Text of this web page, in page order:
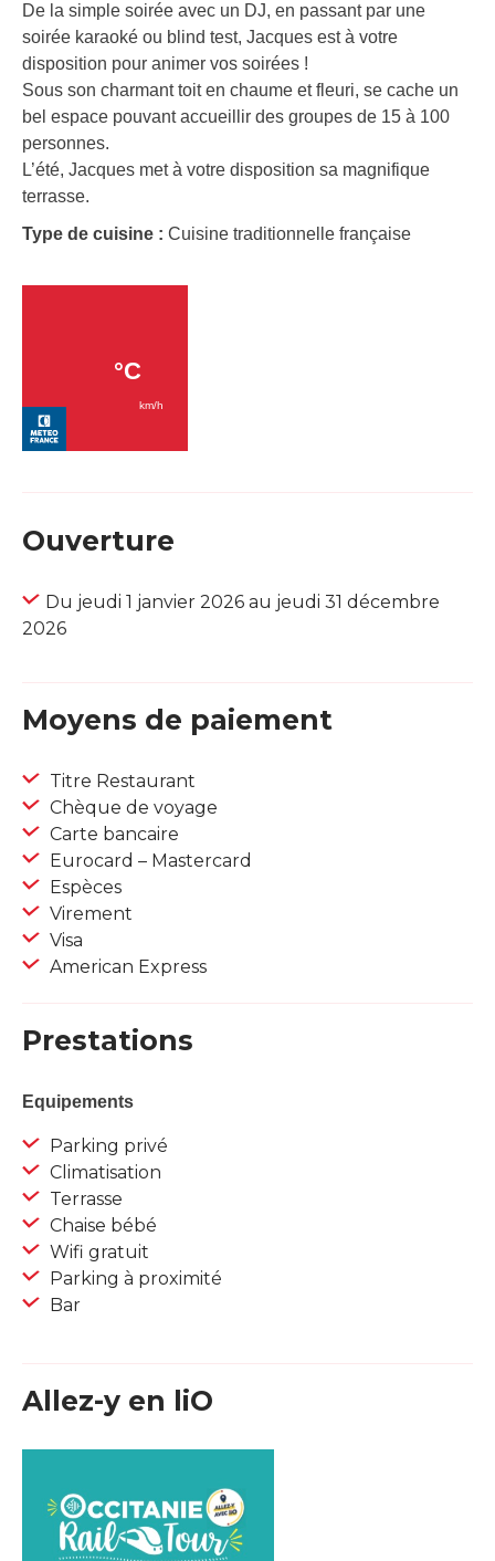
De la simple soirée avec un DJ, en passant par une
soirée karaoké ou blind test, Jacques est à votre
disposition pour animer vos soirées !
Sous son charmant toit en chaume et fleuri, se cache un
bel espace pouvant accueillir des groupes de 15 à 100
personnes.
L’été, Jacques met à votre disposition sa magnifique
terrasse.
Type de cuisine : Cuisine traditionnelle française
Ouverture
Du jeudi 1 janvier 2026 au jeudi 31 décembre
2026
Moyens de paiement
Titre Restaurant
Chèque de voyage
Carte bancaire
Eurocard – Mastercard
Espèces
Virement
Visa
American Express
Prestations
Equipements
Parking privé
Climatisation
Terrasse
Chaise bébé
Wifi gratuit
Parking à proximité
Bar
Allez-y en liO